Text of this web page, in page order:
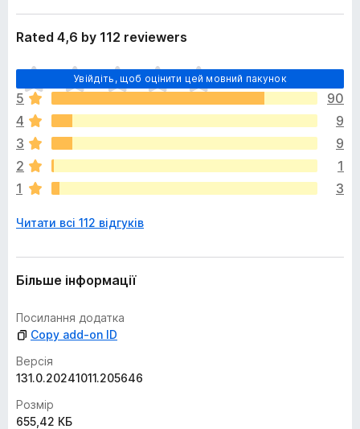
o
н
я
Rated 4,6 by 112 reviewers
Увійдіть, щоб оцінити цей мовний пакунок
Щ
е
н
е
м
а
є
о
і
о
к
5
90
4
9
3
9
2
1
1
3
Читати всі 112 відгуків
Більше інформації
Посилання додатка
Copy add-on ID
Версія
131.0.20241011.205646
Розмір
655,42 КБ